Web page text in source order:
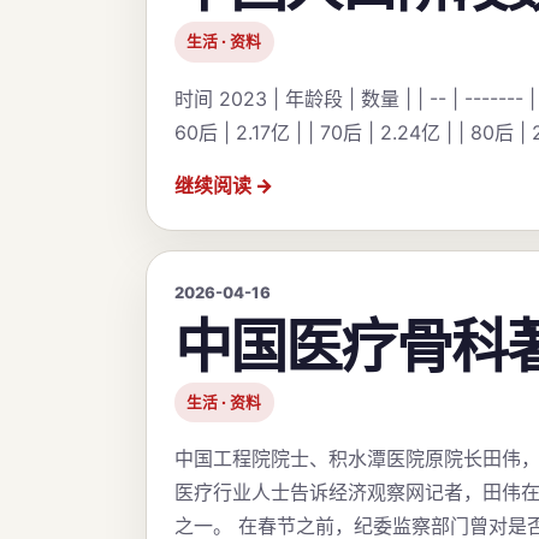
生活 · 资料
时间 2023 | 年龄段 | 数量 | | -- | -------
60后 | 2.17亿 | | 70后 | 2.24亿 | | 80后 |
继续阅读
2026-04-16
中国医疗骨科
生活 · 资料
中国工程院院士、积水潭医院原院长田伟
医疗行业人士告诉经济观察网记者，田伟
之一。 在春节之前，纪委监察部门曾对是